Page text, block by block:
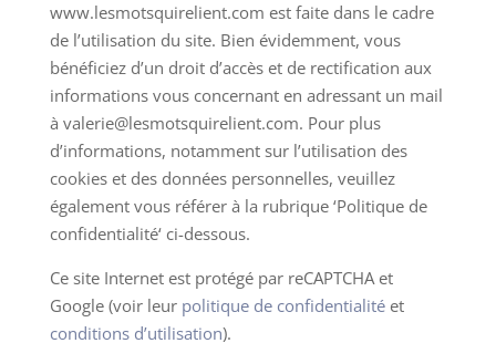
www.lesmotsquirelient.com est faite dans le cadre
de l’utilisation du site. Bien évidemment, vous
bénéficiez d’un droit d’accès et de rectification aux
informations vous concernant en adressant un mail
à valerie@lesmotsquirelient.com. Pour plus
d’informations, notamment sur l’utilisation des
cookies et des données personnelles, veuillez
également vous référer à la rubrique ‘Politique de
confidentialité‘ ci-dessous.
Ce site Internet est protégé par reCAPTCHA et
Google (voir leur politique de confidentialitéet
conditions d’utilisation).